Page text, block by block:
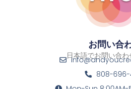
お問い合
日本語でお問い合わ
808-696-